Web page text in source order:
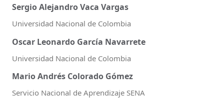
Sergio Alejandro Vaca Vargas
Universidad Nacional de Colombia
Oscar Leonardo García Navarrete
Universidad Nacional de Colombia
Mario Andrés Colorado Gómez
Servicio Nacional de Aprendizaje SENA